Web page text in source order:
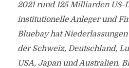
2021 rund 125 Milliarden US-
institutionelle Anleger und
Bluebay hat
der Schweiz, Deutschland,
USA, Japan und Australien.